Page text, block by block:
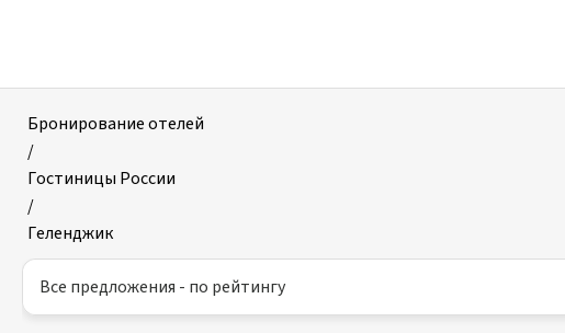
Бронирование отелей
/
Гостиницы России
/
Геленджик
Все предложения - по рейтингу